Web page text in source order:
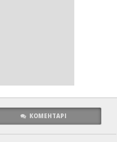
КОМЕНТАРІ